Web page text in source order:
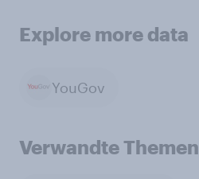
Explore more data
YouGov
Verwandte Themen